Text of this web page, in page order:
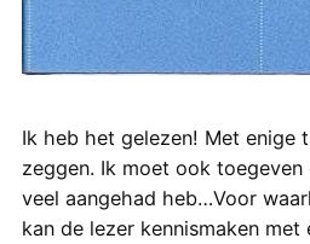
Ik heb het gelezen! Met enige
zeggen. Ik moet ook
veel aangehad heb…Voor
kan de lezer kennismaken met